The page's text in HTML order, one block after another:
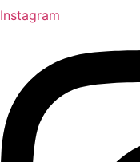
Instagram